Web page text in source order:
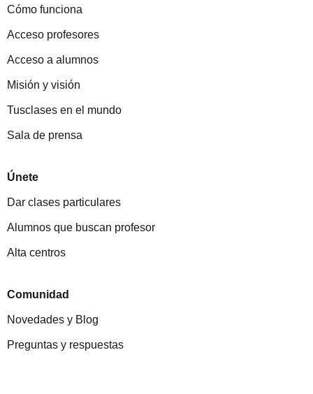
Cómo funciona
Acceso profesores
Acceso a alumnos
Misión y visión
Tusclases en el mundo
Sala de prensa
Únete
Dar clases particulares
Alumnos que buscan profesor
Alta centros
Comunidad
Novedades y Blog
Preguntas y respuestas